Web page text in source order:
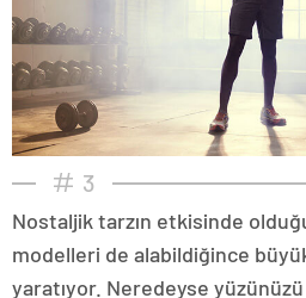
3
Nostaljik tarzın etkisinde
modelleri de alabildiğince
yaratıyor. Neredeyse